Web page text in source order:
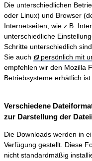
Die unterschiedlichen
oder Linux) und Browser
Internetseiten, wie z.B.
unterschiedliche
Schritte unterschiedlich
Sie auch
persönlich mit
empfehlen wir den Mozilla
Betriebsysteme erhätlich ist.
Verschiedene
zur Darstellung der
Die Downloads werden in
Verfügung gestellt. Diese
nicht standardmäßig